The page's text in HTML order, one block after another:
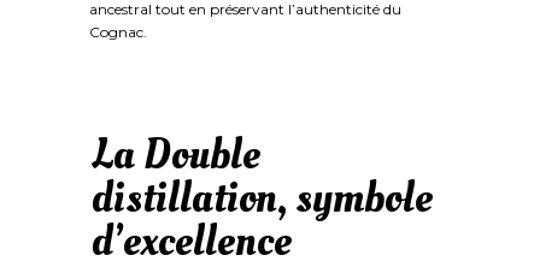
ancestral tout en préservant l’authenticité du
Cognac.
La Double
distillation, symbole
d’excellence